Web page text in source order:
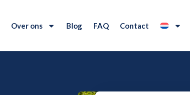
Over ons Blog FAQ Contact